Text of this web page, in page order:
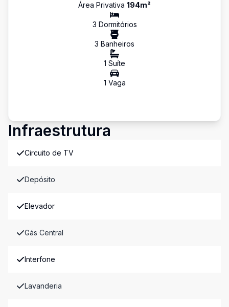
Área Privativa 194m²
3 Dormitórios
3 Banheiros
1 Suíte
1 Vaga
Infraestrutura
Circuito de TV
Depósito
Elevador
Gás Central
Interfone
Lavanderia